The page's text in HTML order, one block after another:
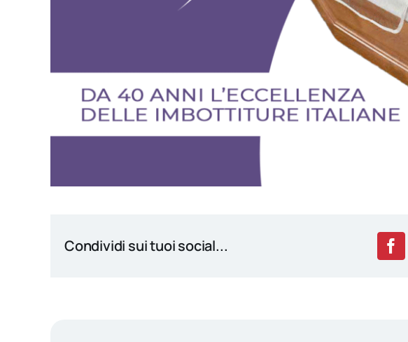
Condividi sui tuoi social...